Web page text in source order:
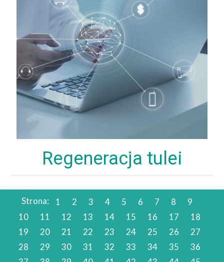
Regeneracja tulei
Strona: 1 2 3 4 5 6 7 8
9
10
11 12 13 14 15 16 17
18
19
20 21 22 23 24 25 26
27
28
29 30 31 32 33 34 35
36